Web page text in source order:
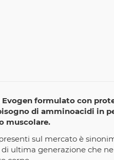
formulato con
di amminoacidi in
muscolare.
sul mercato è
ultima generazione che